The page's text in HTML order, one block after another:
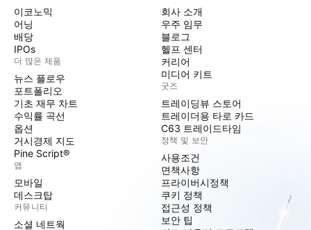
이코노믹
어닝
배당
IPOs
더 많은 제품
뉴스 플로우
포트폴리오
기초 재무 차트
수익률 곡선
옵션
거시경제 지도
Pine Script®
앱
모바일
데스크탑
커뮤니티
소셜 네트웍
회사 소개
우주 임무
블로그
헬프 센터
커리어
미디어 키트
굿즈
트레이딩뷰 스토어
트레이더용 타로 카드
C63 트레이드타임
정책 및 보안
사용조건
면책사항
프라이버시정책
쿠키 정책
접근성 정책
보안 팁